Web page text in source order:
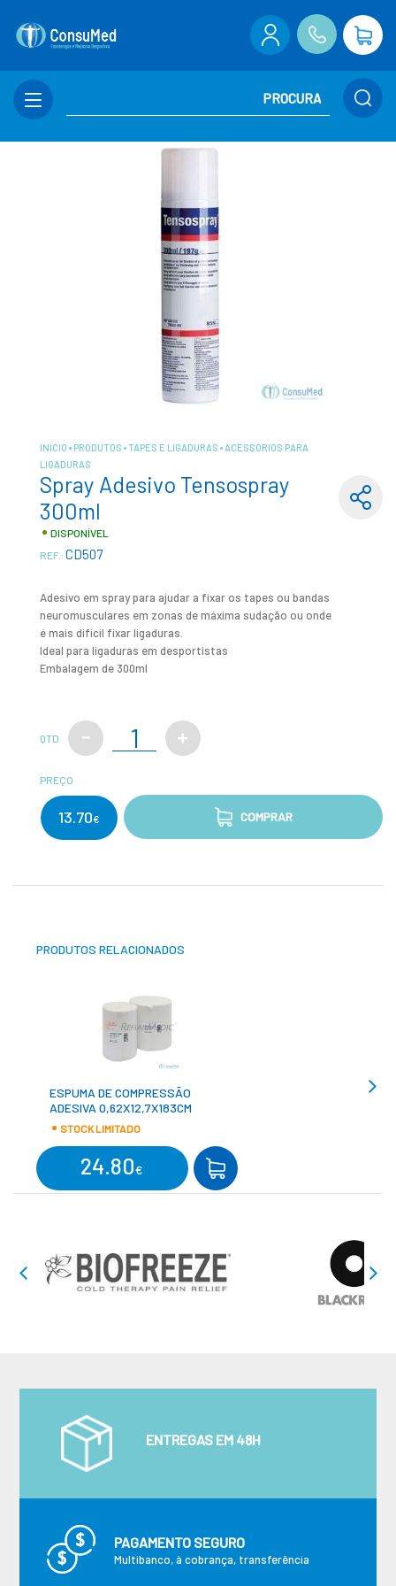
INÍCIO PRODUTOS TAPES E LIGADURAS
ACESSÓRIOS PARA
LIGADURAS
Spray Adesivo Tensospray
300ml
DISPONÍVEL
REF.: CD507
Adesivo em spray para ajudar a fixar os tapes ou bandas
neuromusculares em zonas de máxima sudação ou onde
é mais difícil fixar ligaduras.
Ideal para ligaduras em desportistas
Embalagem de 300ml
QTD
PREÇO
13.70€ COMPRAR
PRODUTOS RELACIONADOS
ESPUMA DE COMPRESSÃO
ADESIVA 0,62X12,7X183CM
STOCK LIMITADO
24.80€ COMPRAR
ENTREGAS EM 48H
PAGAMENTO SEGURO
Multibanco, à cobrança, transferência